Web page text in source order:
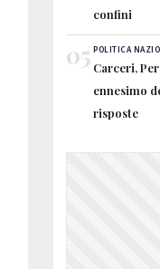
confini
05 POLITICA
Carceri,
ennesimo
risposte